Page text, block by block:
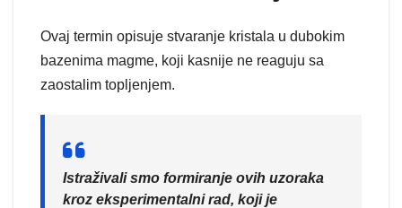
Ovaj termin opisuje stvaranje kristala u dubokim
bazenima magme, koji kasnije ne reaguju sa
zaostalim topljenjem.
Istraživali smo formiranje ovih uzoraka
kroz eksperimentalni rad, koji je